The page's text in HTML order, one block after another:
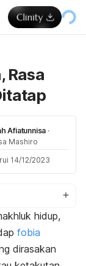
Rasa
Afiatunnisa ·
Mashiro
14/12/2023
hidup,
fobia
dirasakan